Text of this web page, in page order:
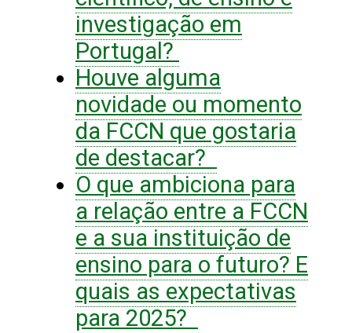
investigação em
Portugal?
Houve alguma
novidade ou momento
da FCCN que gostaria
de destacar?
O que ambiciona para
a relação entre a FCCN
e a sua instituição de
ensino para o futuro? E
quais as expectativas
para 2025?